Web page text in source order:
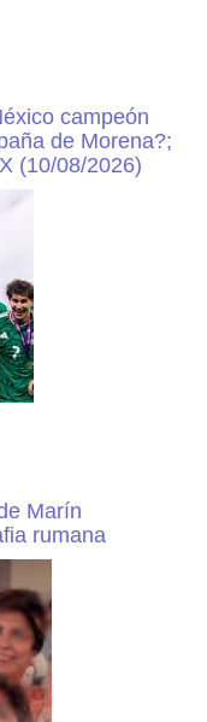
campeón
de Morena?;
(10/08/2026)
Marín
rumana